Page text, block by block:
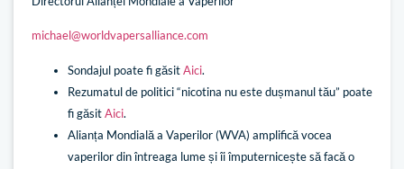
michael@worldvapersalliance.com
Sondajul poate fi găsitAici.
Rezumatul de politici “nicotina nu este dușmanul tău” poate
fi găsitAici.
Alianța Mondială a Vaperilor (WVA) amplifică vocea
vaperilor din întreaga lume și îi împuternicește să facă o